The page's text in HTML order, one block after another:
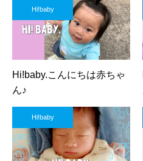
Hi!baby
Hi!baby.こんにちは赤ちゃ
ん♪
Hi!baby